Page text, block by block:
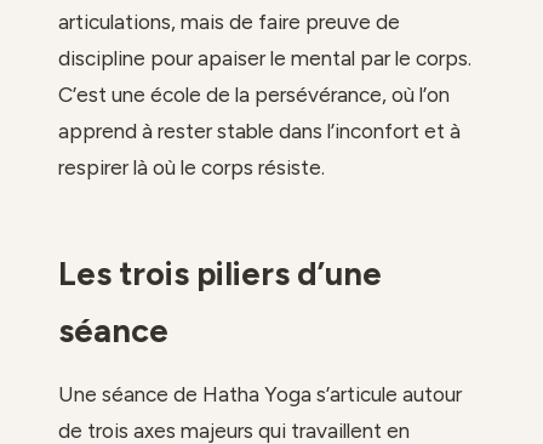
articulations, mais de faire preuve de
discipline pour apaiser le mental par le corps.
C’est une école de la persévérance, où l’on
apprend à rester stable dans l’inconfort et à
respirer là où le corps résiste.
Les trois piliers d’une
séance
Une séance de Hatha Yoga s’articule autour
de trois axes majeurs qui travaillent en